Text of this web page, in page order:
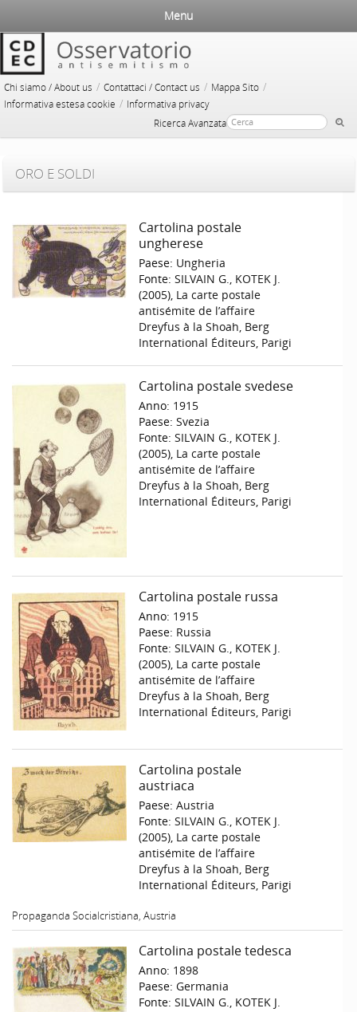
Chi siamo / About us / Contattaci / Contact us / Mappa Sito /
Informativa estesa cookie / Informativa privacy
Ricerca Avanzata
Menu
ORO E SOLDI
Cartolina postale
ungherese
Paese: Ungheria
Fonte: SILVAIN G., KOTEK J.
(2005), La carte postale
antisémite de l’affaire
Dreyfus à la Shoah, Berg
International Éditeurs, Parigi
Cartolina postale svedese
Anno: 1915
Paese: Svezia
Fonte: SILVAIN G., KOTEK J.
(2005), La carte postale
antisémite de l’affaire
Dreyfus à la Shoah, Berg
International Éditeurs, Parigi
Cartolina postale russa
Anno: 1915
Paese: Russia
Fonte: SILVAIN G., KOTEK J.
(2005), La carte postale
antisémite de l’affaire
Dreyfus à la Shoah, Berg
International Éditeurs, Parigi
Cartolina postale
austriaca
Paese: Austria
Fonte: SILVAIN G., KOTEK J.
(2005), La carte postale
antisémite de l’affaire
Dreyfus à la Shoah, Berg
International Éditeurs, Parigi
Propaganda Socialcristiana, Austria
Cartolina postale tedesca
Anno: 1898
Paese: Germania
Fonte: SILVAIN G., KOTEK J.